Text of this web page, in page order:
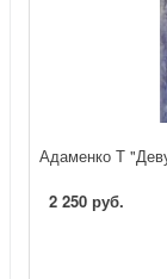
Адаменко Т
2 250 руб.